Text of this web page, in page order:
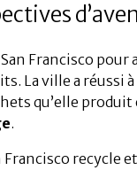
Francisco
La ville a réussi
qu’elle
.
Francisco recycle